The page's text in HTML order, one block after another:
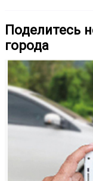
Поделитесь
города